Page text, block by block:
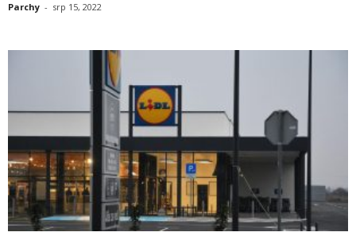
Parchy - srp 15, 2022